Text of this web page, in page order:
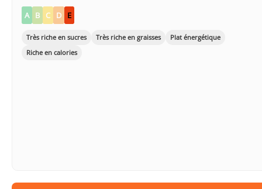
A B C D E
Très riche en sucres Très riche en graisses
Plat énergétique
Riche en calories